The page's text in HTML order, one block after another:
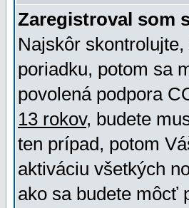
Zaregistroval som
Najskôr
poriadku, potom sa
povolená podpora
13 rokov, budete
ten prípad, potom
aktiváciu všetkých
ako sa budete môcť